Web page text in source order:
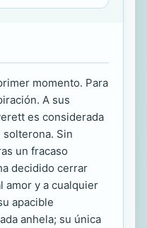
momento. Para
A sus
es considerada
Sin
un fracaso
decidido cerrar
amor y a cualquier
apacible
anhela; su única